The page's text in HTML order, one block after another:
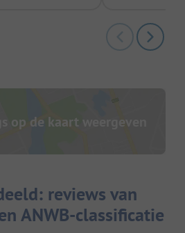
op de kaart weergeven
reviews van
ANWB-classificatie